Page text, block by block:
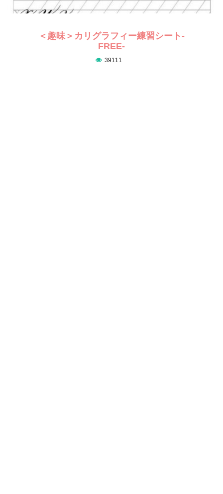
＜趣味＞カリグラフィー練習シート-
FREE-
39111